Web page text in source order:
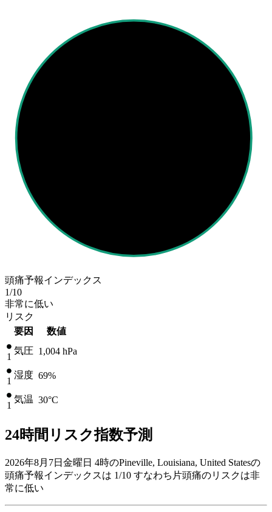
頭痛予報インデックス
1/10
非常に低い
リスク
要因
数値
1
気圧 1,004 hPa
1
湿度 69%
1
気温 30°C
24時間リスク指数予測
2026年8月7日金曜日 4時のPineville, Louisiana, United Statesの
頭痛予報インデックスは 1/10 すなわち片頭痛のリスクは非
常に低い